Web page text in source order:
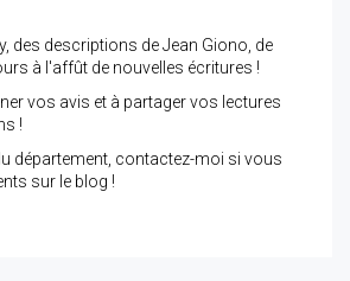
des descriptions de Jean Giono, de
à l'affût de nouvelles écritures !
vos avis et à partager vos lectures
!
département, contactez-moi si vous
sur le blog !